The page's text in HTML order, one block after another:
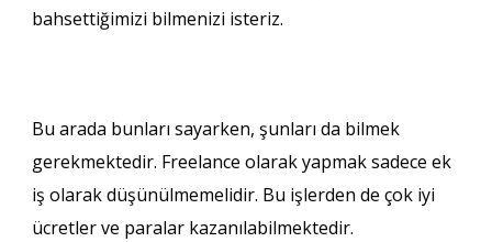
bahsettiğimizi bilmenizi isteriz.
Bu arada bunları sayarken, şunları da bilmek
gerekmektedir. Freelance olarak yapmak sadece ek
iş olarak düşünülmemelidir. Bu işlerden de çok iyi
ücretler ve paralar kazanılabilmektedir.